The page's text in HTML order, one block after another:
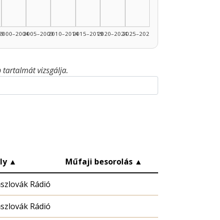
2005–20092010–20142015–20192020–20242025–2026
tartalmát vizsgálja.
▲ Műfaji besorolás ▲
Rádió
Rádió